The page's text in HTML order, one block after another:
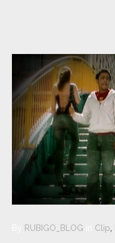
RUBIGO_BLOG Clip,